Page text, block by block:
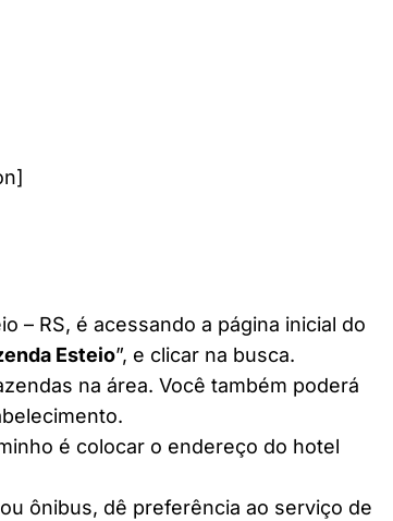
– RS, é acessando a página inicial do
Esteio”, e clicar na busca.
na área. Você também poderá
é colocar o endereço do hotel
ônibus, dê preferência ao serviço de